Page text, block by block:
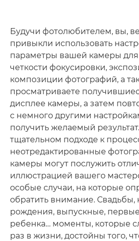
Будучи фотолюбителем, вы,
привыкли использовать
параметры вашей камеры
четкости фокусировки,
композиции фотографий, а
просматриваете
дисплее камеры, а затем
с немного другими
получить желаемый
тщательном подходе к
неотредактированные
камеры могут послужить
иллюстрацией вашего
особые случаи, на которые
обратить внимание.
рождения, выпускные,
ребенка… моменты, которые
раз в жизни, достойны того,